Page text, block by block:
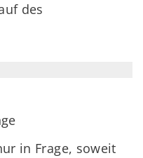
des
in Frage, soweit